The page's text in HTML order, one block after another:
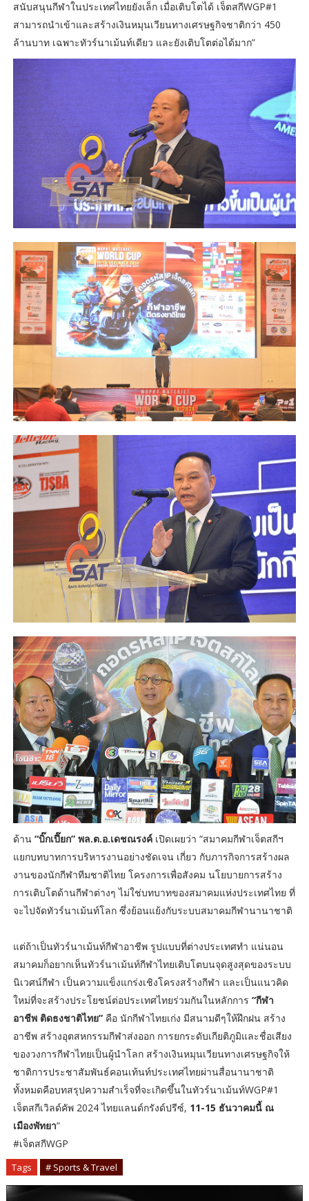
สนับสนุนกีฬาในประเทศไทยยังเล็ก เมื่อเติบโตได้ เจ็ตสกีWGP#1
สามารถนำเข้าและสร้างเงินหมุนเวียนทางเศรษฐกิจชาติกว่า 450
ล้านบาท เฉพาะทัวร์นาเม้นท์เดียว และยังเติบโตต่อได้มาก”
ด้าน “บิ๊กเปี๊ยก” พล.ต.อ.เดชณรงค์เปิดเผยว่า “สมาคมกีฬาเจ็ตสกีฯ
แยกบทบาทการบริหารงานอย่างชัดเจน เกี่ยว กับภารกิจการสร้างผล
งานของนักกีฬาทีมชาติไทย โครงการเพื่อสังคม นโยบายการสร้าง
การเติบโตด้านกีฬาต่างๆ ไม่ใช่บทบาทของสมาคมแห่งประเทศไทย ที่
จะไปจัดทัวร์นาเม้นท์โลก ซึ่งย้อนแย้งกับระบบสมาคมกีฬานานาชาติ
แต่ถ้าเป็นทัวร์นาเม้นท์กีฬาอาชีพ รูปแบบที่ต่างประเทศทำ แน่นอน
สมาคมก็อยากเห็นทัวร์นาเม้นท์กีฬาไทยเติบโตบนจุดสูงสุดของระบบ
นิเวศน์กีฬา เป็นความแข็งแกร่งเชิงโครงสร้างกีฬา และเป็นแนวคิด
ใหม่ที่จะสร้างประโยชน์ต่อประเทศไทยร่วมกันในหลักการ “กีฬา
อาชีพ ติดธงชาติไทย” คือ นักกีฬาไทยเก่ง มีสนามดีๆให้ฝึกฝน สร้าง
อาชีพ สร้างอุตสหกรรมกีฬาส่งออก การยกระดับเกียติภูมิและชื่อเสียง
ของวงการกีฬาไทยเป็นผู้นำโลก สร้างเงินหมุนเวียนทางเศรษฐกิจให้
ชาติการประชาสัมพันธ์คอนเท้นท์ประเทศไทยผ่านสื่อนานาชาติ
ทั้งหมดคือบทสรุปความสำเร็จที่จะเกิดขึ้นในทัวร์นาเม้นท์WGP#1
เจ็ตสกีเวิลด์คัพ 2024 ไทยแลนด์กรังด์ปรีซ์, 11-15 ธันวาคมนี้ ณ
เมืองพัทยา”
#เจ็ตสกีWGP
Tags # Sports & Travel